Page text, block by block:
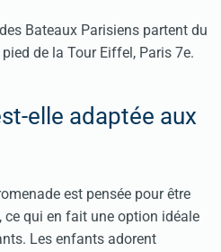
Bateaux Parisiens partent du
de la Tour Eiffel, Paris 7e.
elle adaptée aux
est pensée pour être
ce qui en fait une option idéale
Les enfants adorent